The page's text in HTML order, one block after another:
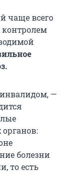
чаще всего
контролем
—
болезни
то есть